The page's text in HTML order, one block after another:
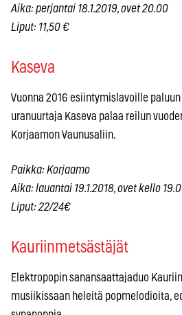
Aika: perjantai 18.1.2019, ovet 20.00
Liput: 11,50 €
Kaseva
Vuonna 2016 esiintymislavoille
uranuurtaja Kaseva palaa reilun
Korjaamon Vaunusaliin.
Paikka: Korjaamo
Aika: lauantai 19.1.2018, ovet kello
Liput: 22/24€
Kauriinmetsästäjät
Elektropopin sanansaattajaduo
musiikissaan heleitä popmelodioita,